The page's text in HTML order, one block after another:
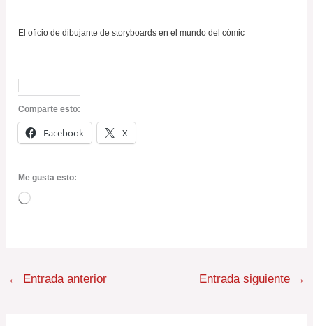
El oficio de dibujante de storyboards en el mundo del cómic
Comparte esto:
Facebook X
Me gusta esto:
Cargando...
← Entrada anterior Entrada siguiente →